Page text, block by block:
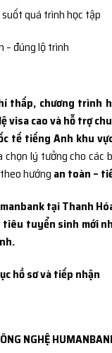
quá trình học tập
– đúng lộ trình
thấp, chương trình
visa cao và hỗ trợ
tế tiếng Anh khu
lý tưởng cho các
theo hướng an toàn –
tại Thanh
tuyển sinh mới
hồ sơ và tiếp nhận
NGHỆ